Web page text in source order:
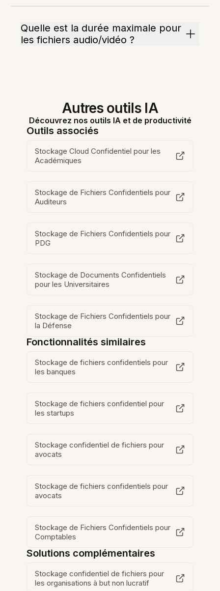
Quelle est la durée maximale pour
les fichiers audio/vidéo ?
Autres outils IA
Découvrez nos outils IA et de productivité
Outils associés
Stockage Cloud Confidentiel pour les
Académiques
Stockage de Fichiers Confidentiels pour
Auditeurs
Stockage de Fichiers Confidentiels pour
PDG
Stockage de Documents Confidentiels
pour les Universitaires
Stockage de Fichiers Confidentiels pour
la Défense
Fonctionnalités similaires
Stockage de fichiers confidentiels pour
les banques
Stockage de fichiers confidentiel pour
les startups
Stockage confidentiel de fichiers pour
avocats
Stockage de fichiers confidentiels pour
avocats
Stockage de Fichiers Confidentiels pour
Comptables
Solutions complémentaires
Stockage confidentiel de fichiers pour
les organisations à but non lucratif